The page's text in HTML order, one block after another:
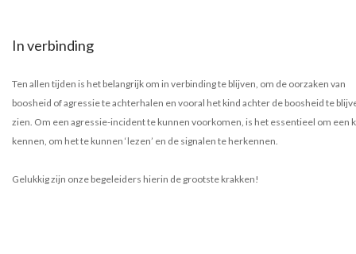
In verbinding
Ten allen tijden is het belangrijk om in verbinding te blijven, om de oorzaken van
boosheid of agressie te achterhalen en vooral het kind achter de boosheid te
zien. Om een agressie-incident te kunnen voorkomen, is het essentieel om een
kennen, om het te kunnen ‘lezen’ en de signalen te herkennen.
Gelukkig zijn onze begeleiders hierin de grootste krakken!